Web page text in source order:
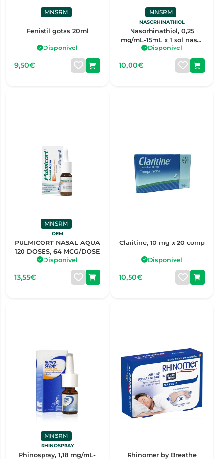
MNSRM
Fenistil gotas 20ml
Disponível
9,50€
MNSRM
NASORHINATHIOL
Nasorhinathiol, 0,25
mg/mL-15mL x 1 sol nasal
conta-gotas
Disponível
10,00€
MNSRM
OEM
PULMICORT NASAL AQUA
120 DOSES, 64 MCG/DOSE
Disponível
13,55€
Claritine, 10 mg x 20 comp
Disponível
10,50€
MNSRM
RHINOSPRAY
Rhinospray, 1,18 mg/mL-
Rhinomer by Breathe